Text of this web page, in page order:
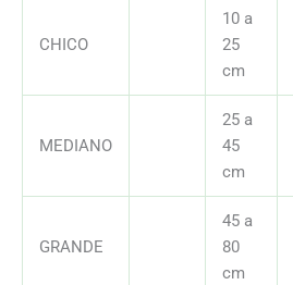
CHICO
10 a
25
cm
MEDIANO
25 a
45
cm
GRANDE
45 a
80
cm